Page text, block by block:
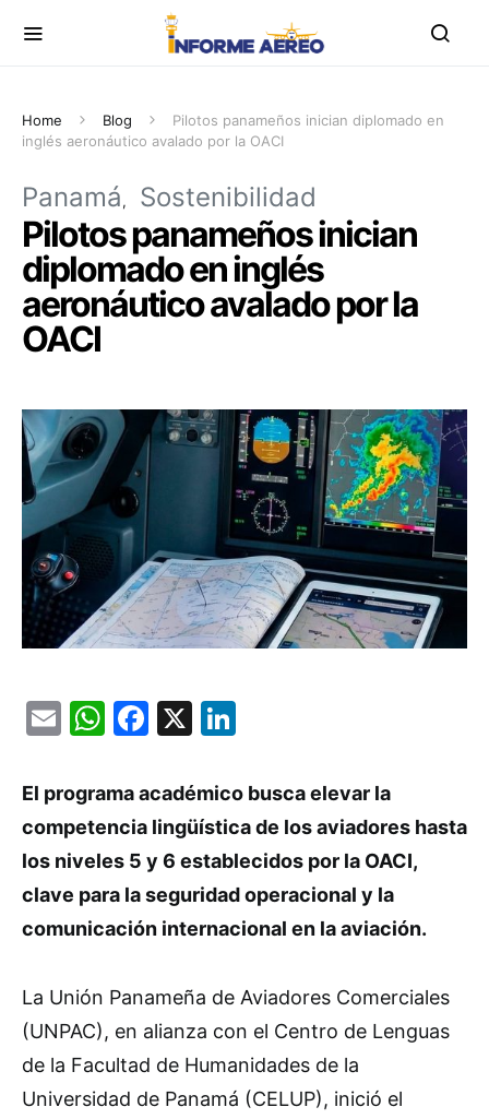
Home Blog
Pilotos panameños inician diplomado en
inglés aeronáutico avalado por la OACI
Panamá Sostenibilidad
Pilotos panameños inician
diplomado en inglés
aeronáutico avalado por la
OACI
EmailWhatsApp
Facebook
X
El programa académico busca elevar la
competencia lingüística de los aviadores hasta
los niveles 5 y 6 establecidos por la OACI,
clave para la seguridad operacional y la
comunicación internacional en la aviación.
La Unión Panameña de Aviadores Comerciales
(UNPAC), en alianza con el Centro de Lenguas
de la Facultad de Humanidades de la
Universidad de Panamá (CELUP), inició el